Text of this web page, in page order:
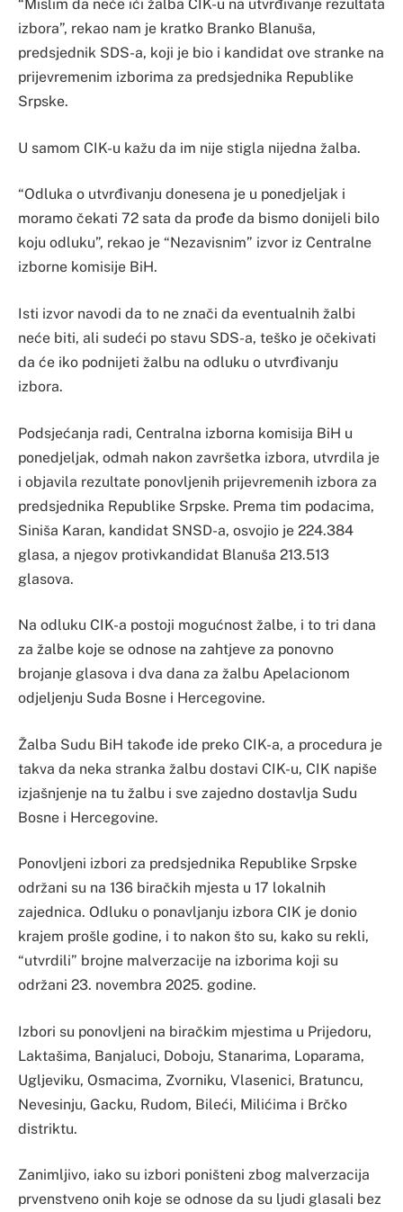
“Mislim da neće ići žalba CIK-u na utvrđivanje rezultata
izbora”, rekao nam je kratko Branko Blanuša,
predsjednik SDS-a, koji je bio i kandidat ove stranke na
prijevremenim izborima za predsjednika Republike
Srpske.
U samom CIK-u kažu da im nije stigla nijedna žalba.
“Odluka o utvrđivanju donesena je u ponedjeljak i
moramo čekati 72 sata da prođe da bismo donijeli bilo
koju odluku”, rekao je “Nezavisnim” izvor iz Centralne
izborne komisije BiH.
Isti izvor navodi da to ne znači da eventualnih žalbi
neće biti, ali sudeći po stavu SDS-a, teško je očekivati
da će iko podnijeti žalbu na odluku o utvrđivanju
izbora.
Podsjećanja radi, Centralna izborna komisija BiH u
ponedjeljak, odmah nakon završetka izbora, utvrdila je
i objavila rezultate ponovljenih prijevremenih izbora za
predsjednika Republike Srpske. Prema tim podacima,
Siniša Karan, kandidat SNSD-a, osvojio je 224.384
glasa, a njegov protivkandidat Blanuša 213.513
glasova.
Na odluku CIK-a postoji mogućnost žalbe, i to tri dana
za žalbe koje se odnose na zahtjeve za ponovno
brojanje glasova i dva dana za žalbu Apelacionom
odjeljenju Suda Bosne i Hercegovine.
Žalba Sudu BiH takođe ide preko CIK-a, a procedura je
takva da neka stranka žalbu dostavi CIK-u, CIK napiše
izjašnjenje na tu žalbu i sve zajedno dostavlja Sudu
Bosne i Hercegovine.
Ponovljeni izbori za predsjednika Republike Srpske
održani su na 136 biračkih mjesta u 17 lokalnih
zajednica. Odluku o ponavljanju izbora CIK je donio
krajem prošle godine, i to nakon što su, kako su rekli,
“utvrdili” brojne malverzacije na izborima koji su
održani 23. novembra 2025. godine.
Izbori su ponovljeni na biračkim mjestima u Prijedoru,
Laktašima, Banjaluci, Doboju, Stanarima, Loparama,
Ugljeviku, Osmacima, Zvorniku, Vlasenici, Bratuncu,
Nevesinju, Gacku, Rudom, Bileći, Milićima i Brčko
distriktu.
Zanimljivo, iako su izbori poništeni zbog malverzacija
prvenstveno onih koje se odnose da su ljudi glasali bez